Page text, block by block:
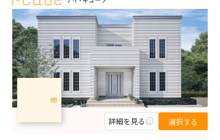
詳細を見る 選択する